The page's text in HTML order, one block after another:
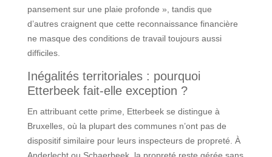
pansement sur une plaie profonde », tandis que
d’autres craignent que cette reconnaissance financière
ne masque des conditions de travail toujours aussi
difficiles.
Inégalités territoriales : pourquoi
Etterbeek fait-elle exception ?
En attribuant cette prime, Etterbeek se distingue à
Bruxelles, où la plupart des communes n’ont pas de
dispositif similaire pour leurs inspecteurs de propreté. À
Anderlecht ou Schaerbeek, la propreté reste gérée sans